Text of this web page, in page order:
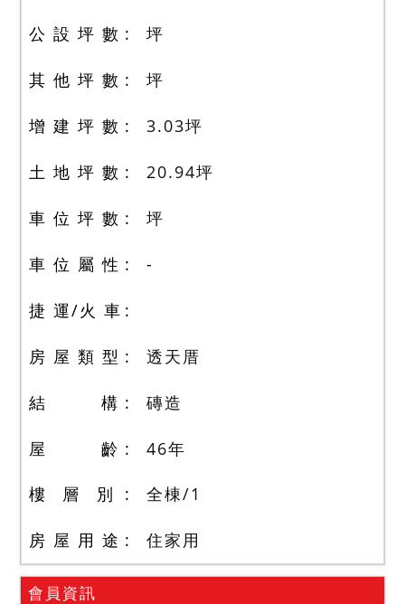
公 設 坪 數 坪
其 他 坪 數 坪
增 建 坪 數 3.03坪
土 地 坪 數 20.94坪
車 位 坪 數 坪
車 位 屬 性 -
捷 運/火 車
房 屋 類 型 透天厝
結 構 磚造
屋 齡 46年
樓 層 別 全棟/1
房 屋 用 途 住家用
會員資訊